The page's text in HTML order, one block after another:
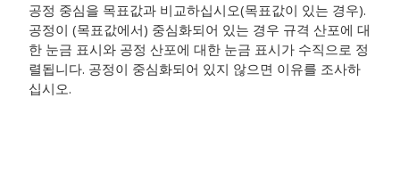
공정 중심을 목표값과 비교하십시오(목표값이 있는 경우).
공정이 (목표값에서) 중심화되어 있는 경우 규격 산포에 대
한 눈금 표시와 공정 산포에 대한 눈금 표시가 수직으로 정
렬됩니다. 공정이 중심화되어 있지 않으면 이유를 조사하
십시오.